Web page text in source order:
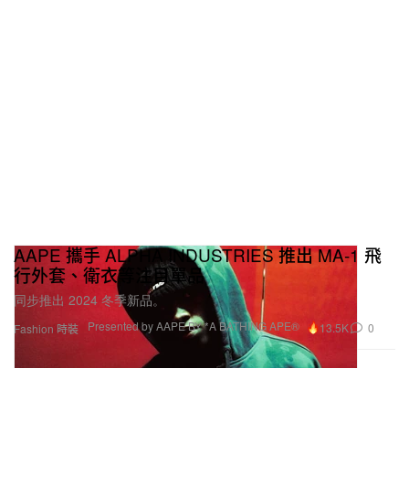
Fashion 時裝
AAPE 攜手 ALPHA INDUSTRIES 推出 MA-1 飛
行外套、衛衣等注目單品
同步推出 2024 冬季新品。
Presented by AAPE BY *A BATHING APE® 13.5K 0